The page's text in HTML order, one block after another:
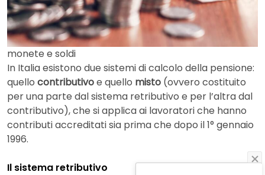
monete e soldi
In Italia esistono due sistemi di calcolo della pensione:
quello contributivoe quello misto (ovvero costituito
per una parte dal sistema retributivo e per l’altra dal
contributivo), che si applica ai lavoratori che hanno
contributi accreditati sia prima che dopo il 1° gennaio
1996.
Il sistema retributivo